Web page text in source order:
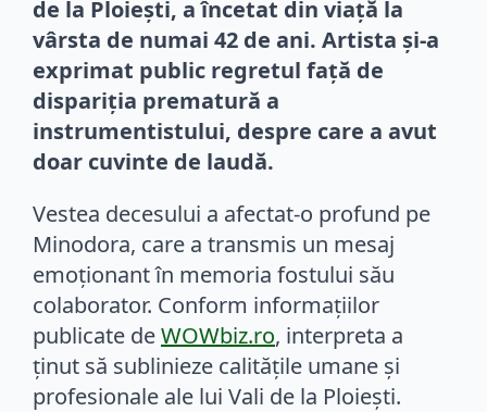
de la Ploiești, a încetat din viață la
vârsta de numai 42 de ani. Artista și-a
exprimat public regretul față de
dispariția prematură a
instrumentistului, despre care a avut
doar cuvinte de laudă.
Vestea decesului a afectat-o profund pe
Minodora, care a transmis un mesaj
emoționant în memoria fostului său
colaborator. Conform informațiilor
publicate deWOWbiz.ro, interpreta a
ținut să sublinieze calitățile umane și
profesionale ale lui Vali de la Ploiești.